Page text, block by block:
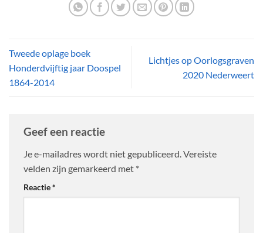
Tweede oplage boek
Honderdvijftig jaar Doospel
1864-2014
Lichtjes op Oorlogsgraven
2020 Nederweert
Geef een reactie
Je e-mailadres wordt niet gepubliceerd. Vereiste
velden zijn gemarkeerd met *
Reactie*